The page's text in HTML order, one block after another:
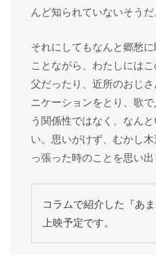
んど知られていないそうだ
それにしてもなんと郷愁
ことながら、わたしには
父だったり、近所のおじ
ニケーションをとり、歌
う関係性ではなく、なん
い。思いがけず、むかし
っ張った時のことを思い出
コラムで紹介した『あ
上映予定です。